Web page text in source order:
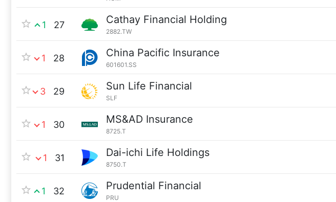
1 27 Cathay Financial Holding
2882.TW
1 28 China Pacific Insurance
601601.SS
3 29 Sun Life Financial
SLF
1 30 MS&AD Insurance
8725.T
1 31 Dai-ichi Life Holdings
8750.T
1 32 Prudential Financial
PRU